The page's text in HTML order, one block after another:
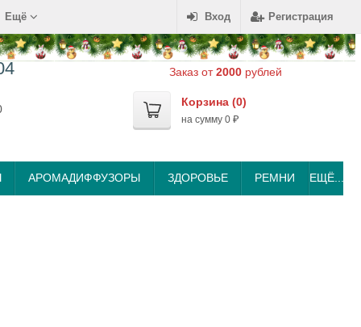
Вход Регистрация
Ещё
Заказ от2000 рублей
Корзина (0)
на сумму 0 ₽
АРОМАДИФФУЗОРЫ ЗДОРОВЬЕ РЕМНИ ЕЩЁ...